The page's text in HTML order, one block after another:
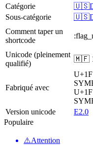
Catégorie
Sous-catégorie
Comment taper un
shortcode
Unicode (pleinement
qualifié)
🇲🇫
Fabriqué avec
Version unicode
E2.0
Populaire
⚠️Attention